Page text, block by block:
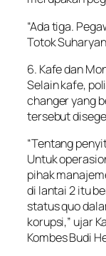
“Ada tiga.
Totok
6. Kafe dan
Selain kafe,
changer yang
tersebut
“Tentang
Untuk
pihak
di lantai 2 itu
status quo
korupsi,” ujar
Kombes Budi